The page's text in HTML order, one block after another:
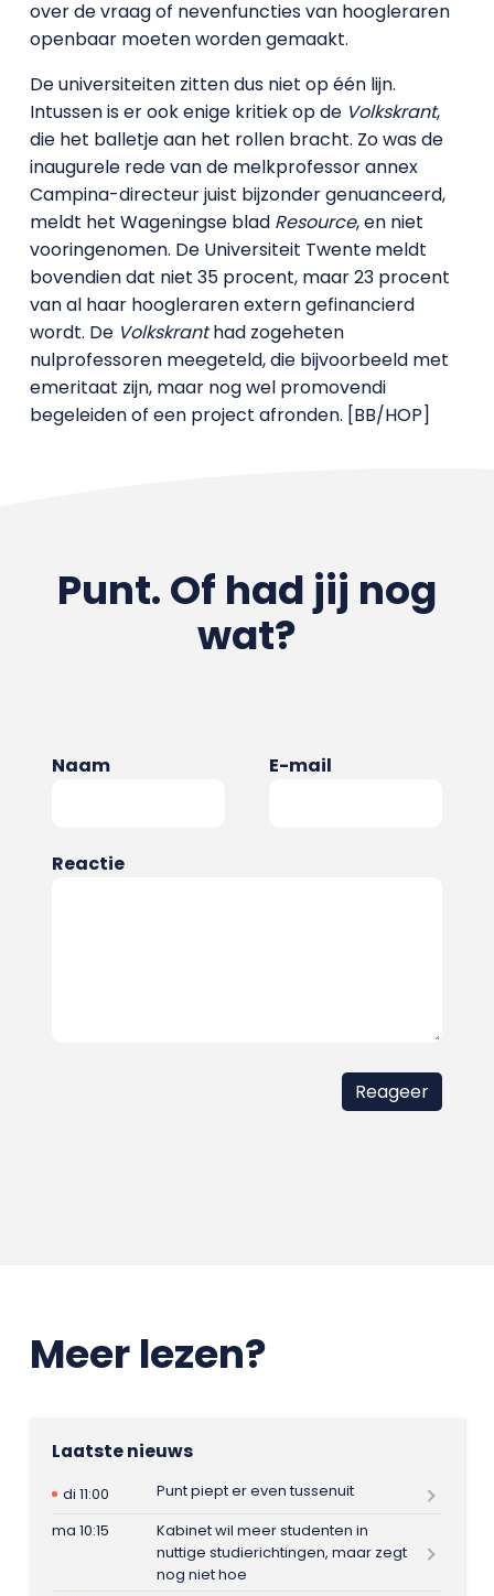
over de vraag of nevenfuncties van hoogleraren
openbaar moeten worden gemaakt.
De universiteiten zitten dus niet op één lijn.
Intussen is er ook enige kritiek op de Volkskrant,
die het balletje aan het rollen bracht. Zo was de
inaugurele rede van de melkprofessor annex
Campina-directeur juist bijzonder genuanceerd,
meldt het Wageningse blad Resource, en niet
vooringenomen. De Universiteit Twentemeldt
bovendien dat niet 35 procent, maar 23 procent
van al haar hoogleraren extern gefinancierd
wordt. De Volkskranthad zogeheten
nulprofessoren meegeteld, die bijvoorbeeld met
emeritaat zijn, maar nog wel promovendi
begeleiden of een project afronden. [BB/HOP]
Punt. Of had jij nog
wat?
Naam E-mail
Reactie
Meer lezen?
Laatste nieuws
di 11:00
Punt piept er even tussenuit
ma 10:15
Kabinet wil meer studenten in
nuttige studierichtingen, maar zegt
nog niet hoe